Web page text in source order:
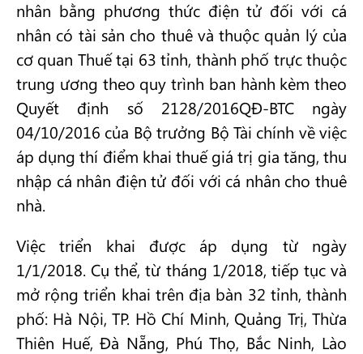
nhân bằng phương thức điện tử đối với cá
nhân có tài sản cho thuê và thuộc quản lý của
cơ quan Thuế tại 63 tỉnh, thành phố trực thuộc
trung ương theo quy trình ban hành kèm theo
Quyết định số 2128/2016QĐ-BTC ngày
04/10/2016 của Bộ trưởng Bộ Tài chính về việc
áp dụng thí điểm khai thuế giá trị gia tăng, thu
nhập cá nhân điện tử đối với cá nhân cho thuê
nhà.
Việc triển khai được áp dụng từ ngày
1/1/2018. Cụ thể, từ tháng 1/2018, tiếp tục và
mở rộng triển khai trên địa bàn 32 tỉnh, thành
phố: Hà Nội, TP. Hồ Chí Minh, Quảng Trị, Thừa
Thiên Huế, Đà Nẵng, Phú Thọ, Bắc Ninh, Lào